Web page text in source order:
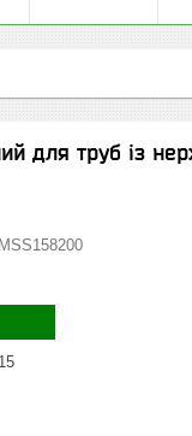
для труб із